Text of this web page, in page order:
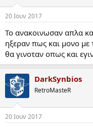
20 Ιουν 2017
Το ανακοινωσαν απλα
ηξεραν πως και μονο με
θα γινοταν οπως και
DarkSynbios
RetroMasteR
20 Ιουν 2017